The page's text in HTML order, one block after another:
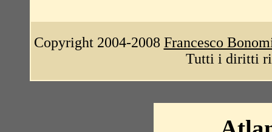
Copyright 2004-2008 Francesco
Tutti i diritti